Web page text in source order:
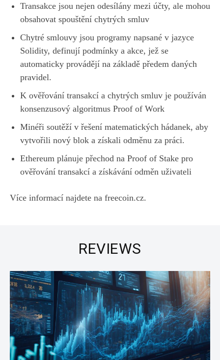
Transakce jsou nejen odesílány mezi účty, ale mohou
obsahovat spouštění chytrých smluv
Chytré smlouvy jsou programy napsané v jazyce
Solidity, definují podmínky a akce, jež se
automaticky provádějí na základě předem daných
pravidel.
K ověřování transakcí a chytrých smluv je používán
konsenzusový algoritmus Proof of Work
Minéři soutěží v řešení matematických hádanek, aby
vytvořili nový blok a získali odměnu za práci.
Ethereum plánuje přechod na Proof of Stake pro
ověřování transakcí a získávání odměn uživateli
Více informací najdete na freecoin.cz.
REVIEWS